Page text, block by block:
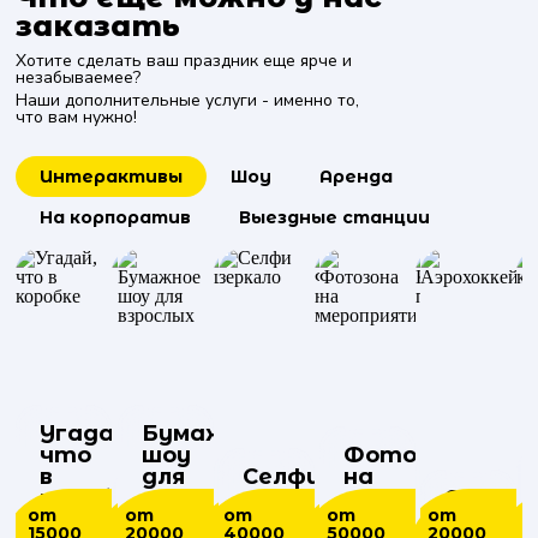
заказать
Хотите сделать ваш праздник еще ярче и
незабываемее?
Наши дополнительные услуги - именно то,
что вам нужно!
Интерактивы Шоу
Аренда
На корпоратив
Выездные станции
Угадай,
что
в
коробке
от
15000
Пиньята
от
50000
Саксофонист
от
10000
Пирамида
из
шампанского
от
15000
от
6000
Бумажное
шоу
для
взрослых
от
20000
Световое
шоу
от
40000
Шоу
Африканских
барабанов
от
20000
шоу
от
30000
Селфи
зеркало
от
40000
Фотобудка
от
20000
от
25000
Фотозона
на
мероприятие
от
50000
от
5500
от
20000